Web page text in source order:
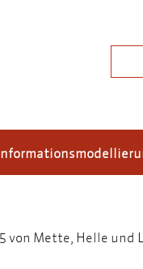
von Mette, Helle und